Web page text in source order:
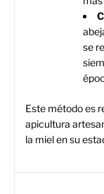
se
Este método es
apicultura
la miel en su